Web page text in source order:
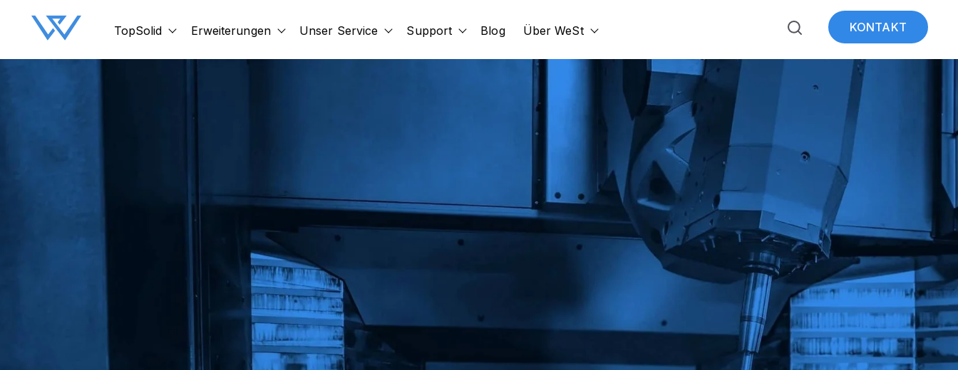
TopSolid Show submenu for TopSolid
Erweiterungen Show submenu for Erweiterungen
Unser Service Show submenu for Unser Service
Support Show submenu for Support
Blog Über WeSt Show submenu for Über WeSt KONTAKT